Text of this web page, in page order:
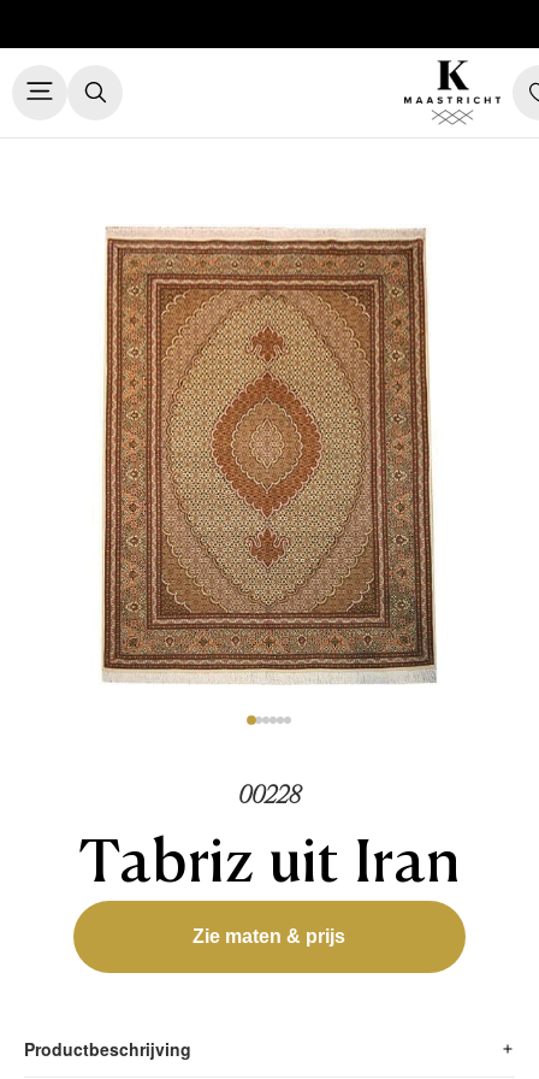
00228
Tabriz uit Iran
Zie maten & prijs
Productbeschrijving